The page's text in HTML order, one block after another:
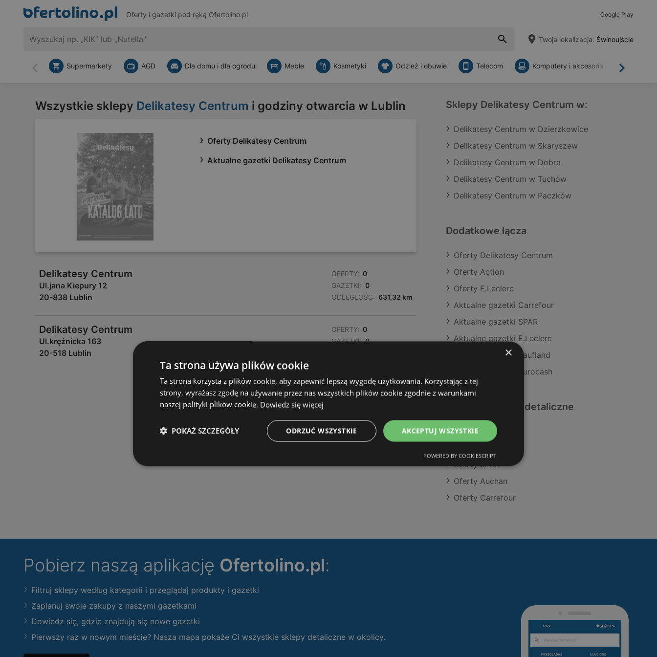
Oferty i gazetki pod ręką Ofertolino.pl Google Play
Twoja lokalizacja: Świnoujście
Wstecz Dalej
Supermarkety AGD Dla domu i dla ogrodu Meble Kosmetyki Odzież i obuwie Telecom Komputery i akcesoria
Wszystkie sklepy Delikatesy Centrum i godziny otwarcia w Lublin
Oferty Delikatesy Centrum
Aktualne gazetki Delikatesy Centrum
Delikatesy Centrum
Ul.jana Kiepury 12
20-838 Lublin
OFERTY: 0
GAZETKI: 0
ODLEGŁOŚĆ: 631,32 km
Delikatesy Centrum
Ul.krężnicka 163
20-518 Lublin
OFERTY: 0
GAZETKI: 0
Sklepy Delikatesy Centrum w:
Delikatesy Centrum w Dzierzkowice
Delikatesy Centrum w Skaryszew
Delikatesy Centrum w Dobra
Delikatesy Centrum w Tuchów
Delikatesy Centrum w Paczków
Dodatkowe łącza
Oferty Delikatesy Centrum
Oferty Action
Oferty E.Leclerc
Aktualne gazetki Carrefour
Aktualne gazetki SPAR
Aktualne gazetki E.Leclerc
Aktualne gazetki Kaufland
Aktualne gazetki Eurocash
Podobne sklepy detaliczne
Oferty Aldi
Oferty SPAR
Oferty Auchan
Oferty Carrefour
Pobierz naszą aplikację Ofertolino.pl:
Filtruj sklepy według kategorii i przeglądaj produkty i gazetki
Zaplanuj swoje zakupy z naszymi gazetkami
Dowiedz się, gdzie znajdują się nowe gazetki
Pierwszy raz w nowym mieście? Nasza mapa pokaże Ci wszystkie sklepy detaliczne w okolicy.
×
Ta strona używa plików cookie
Ta strona korzysta z plików cookie, aby zapewnić lepszą wygodę użytkowania. Korzystając z tej
strony, wyrażasz zgodę na używanie przez nas wszystkich plików cookie zgodnie z warunkami
naszej polityki plików cookie. Dowiedz się więcej
AKCEPTUJ WSZYSTKIE
ODRZUĆ WSZYSTKIE
POKAŻ SZCZEGÓŁY
POWERED BY COOKIESCRIPT